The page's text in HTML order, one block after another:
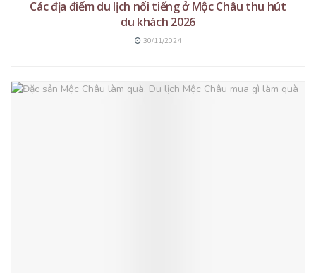
Các địa điểm du lịch nổi tiếng ở Mộc Châu thu hút
du khách 2026
30/11/2024